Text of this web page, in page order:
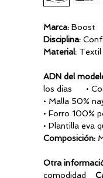
Marca:
Disciplina:
Material:
ADN del
los dias
•
• Forro
• Plantilla eva
Composición:
Otra
comodidad